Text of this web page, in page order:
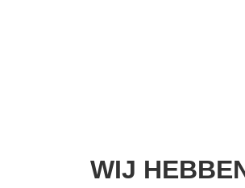
HEEFT U
WIJ